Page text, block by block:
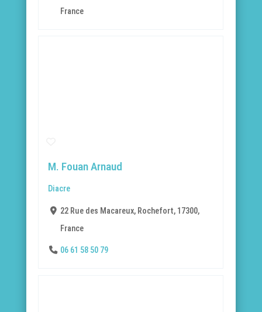
France
M. Fouan Arnaud
Diacre
22 Rue des Macareux, Rochefort, 17300,
France
06 61 58 50 79